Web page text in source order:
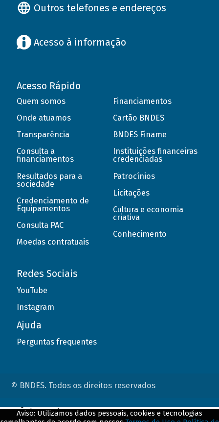
Outros telefones e endereços
Acesso à informação
Acesso Rápido
Quem somos
Onde atuamos
Transparência
Consulta a
financiamentos
Resultados para a
sociedade
Credenciamento de
Equipamentos
Consulta PAC
Moedas contratuais
Financiamentos
Cartão BNDES
BNDES Finame
Instituições financeiras
credenciadas
Patrocínios
Licitações
Cultura e economia
criativa
Conhecimento
Redes Sociais
YouTube
Instagram
Ajuda
Perguntas frequentes
© BNDES. Todos os direitos reservados
Aviso: Utilizamos dados pessoais, cookies e tecnologias
ConteÃºdo complementar